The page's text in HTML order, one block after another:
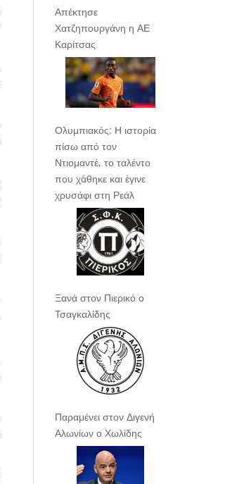
Απέκτησε
Χατζηπουργάνη η ΑΕ
Καρίτσας
Ολυμπιακός: Η ιστορία
πίσω από τον
Ντιομαντέ, το ταλέντο
που χάθηκε και έγινε
χρυσάφι στη Ρεάλ
Ξανά στον Πιερικό ο
Τσαγκαλίδης
Παραμένει στον Διγενή
Αλωνίων ο Χωλίδης